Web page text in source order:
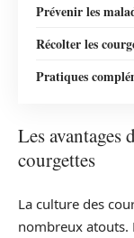
Prévenir les
Récolter les
Pratiques
Les avantages
courgettes
La culture des
nombreux atouts.